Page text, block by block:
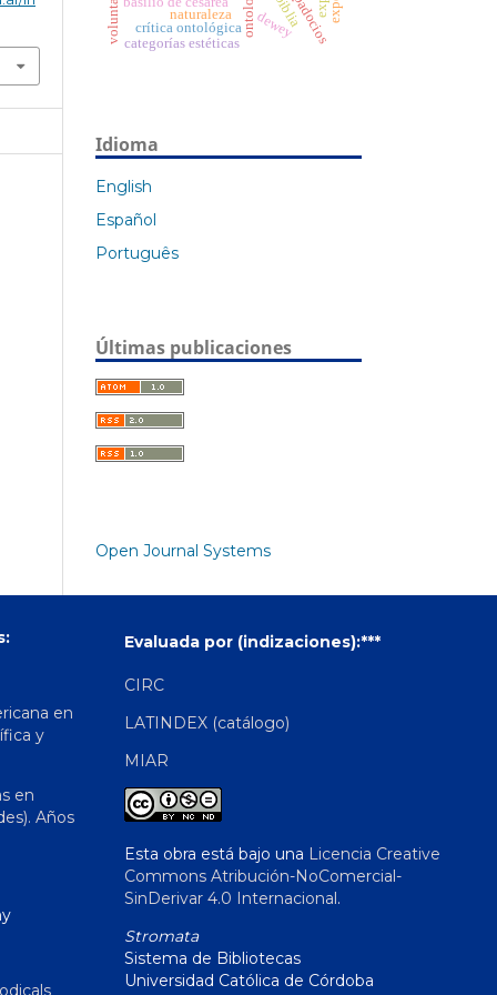
biblia
crítica ontológica dewey
categorías estéticas
naturaleza
Idioma
English
Español
Português
Últimas publicaciones
Open Journal Systems
en
y
en
Años
Evaluada por (indizaciones):***
CIRC
LATINDEX (catálogo)
MIAR
Esta obra está bajo una Licencia Creative
Commons Atribución-NoComercial-
SinDerivar 4.0 Internacional.
Stromata
Sistema de Bibliotecas
Universidad Católica de Córdoba